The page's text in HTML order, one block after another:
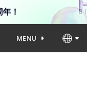
！
MENU